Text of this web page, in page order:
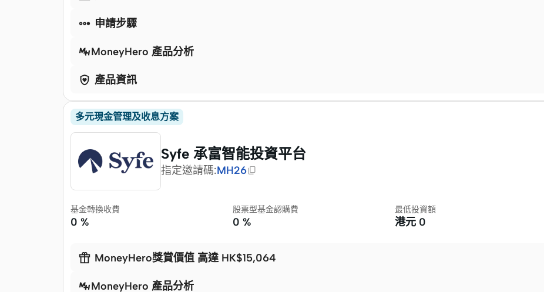
 申請步驟
MoneyHero 產品分析
 產品資訊
多元現金管理及收息方案
Syfe 承富智能投資平台
指定邀請碼:MH26
基金轉換收費
0 %
股票型基金認購費
0 %
最低投資額
港元 0
 MoneyHero獎賞價值 高達 HK$15,064
MoneyHero 產品分析